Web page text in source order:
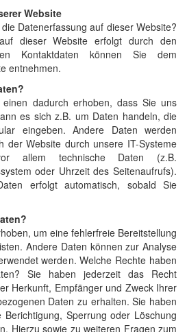
Website
Datenerfassung auf dieser Website?
dieser Website erfolgt durch den
Kontaktdaten können Sie dem
entnehmen.
dadurch erhoben, dass Sie uns
es sich z.B. um Daten handeln, die
eingeben. Andere Daten werden
der Website durch unsere IT-Systeme
allem technische Daten (z.B.
oder Uhrzeit des Seitenaufrufs).
erfolgt automatisch, sobald Sie
um eine fehlerfreie Bereitstellung
Andere Daten können zur Analyse
werden. Welche Rechte haben
Sie haben jederzeit das Recht
Herkunft, Empfänger und Zweck Ihrer
Daten zu erhalten. Sie haben
Sperrung oder Löschung
Hierzu sowie zu weiteren Fragen zum